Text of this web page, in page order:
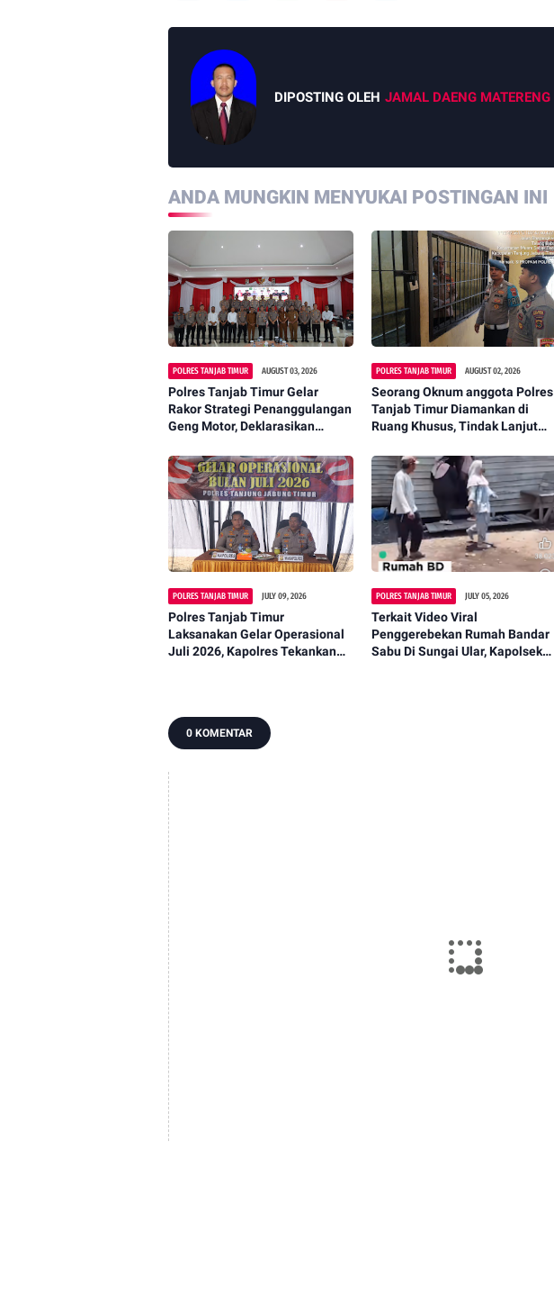
DIPOSTING OLEH JAMAL DAENG MATERENG
ANDA MUNGKIN MENYUKAI POSTINGAN INI
POLRES TANJAB TIMUR AUGUST 03, 2026
Polres Tanjab Timur Gelar
Rakor Strategi Penanggulangan
Geng Motor, Deklarasikan
Aman dan Kondusif
POLRES TANJAB TIMUR AUGUST 02, 2026
Seorang Oknum anggota Polres
Tanjab Timur Diamankan di
Ruang Khusus, Tindak Lanjut
POLRES TANJAB TIMUR JULY 09, 2026
Polres Tanjab Timur
Laksanakan Gelar Operasional
Juli 2026, Kapolres Tekankan
POLRES TANJAB TIMUR JULY 05, 2026
Terkait Video Viral
Penggerebekan Rumah Bandar
Sabu Di Sungai Ular, Kapolsek
0 KOMENTAR